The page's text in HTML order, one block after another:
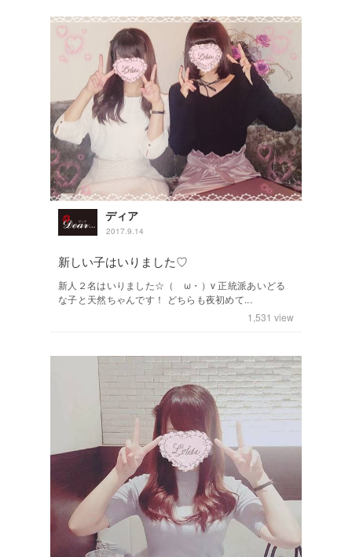
ディア
2017.9.14
新しい子はいりました♡
新人２名はいりました☆（ゝω・）v 正統派あいどる
な子と天然ちゃんです！ どちらも夜初めて...
1,531 view